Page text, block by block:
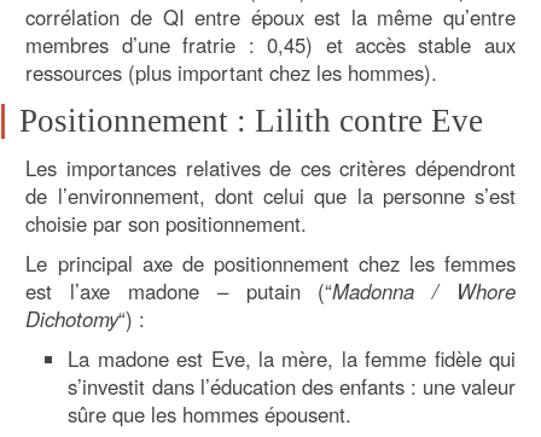
corrélation de QI entre époux est la même qu’entre
membres d’une fratrie : 0,45) et accès stable aux
ressources (plus important chez les hommes).
Positionnement : Lilith contre Eve
Les importances relatives de ces critères dépendront
de l’environnement, dont celui que la personne s’est
choisie par son positionnement.
Le principal axe de positionnement chez les femmes
est l’axe madone – putain (“Madonna / Whore
Dichotomy“) :
La madone est Eve, la mère, la femme fidèle qui
s’investit dans l’éducation des enfants : une valeur
sûre que les hommes épousent.